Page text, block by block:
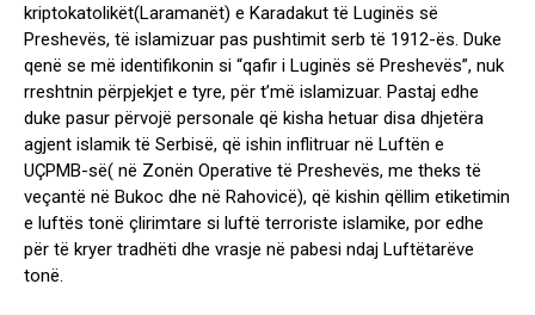
kriptokatolikët(Laramanët) e Karadakut të Luginës së
Preshevës, të islamizuar pas pushtimit serb të 1912-ës. Duke
qenë se më identifikonin si “qafir i Luginës së Preshevës”, nuk
rreshtnin përpjekjet e tyre, për t’më islamizuar. Pastaj edhe
duke pasur përvojë personale që kisha hetuar disa dhjetëra
agjent islamik të Serbisë, që ishin inflitruar në Luftën e
UÇPMB-së( në Zonën Operative të Preshevës, me theks të
veçantë në Bukoc dhe në Rahovicë), që kishin qëllim etiketimin
e luftës tonë çlirimtare si luftë terroriste islamike, por edhe
për të kryer tradhëti dhe vrasje në pabesi ndaj Luftëtarëve
tonë.